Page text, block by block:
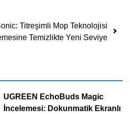
Titreşimli Mop Teknolojisi
Temizlikte Yeni Seviye
UGREEN EchoBuds Magic
İncelemesi: Dokunmatik Ekranlı